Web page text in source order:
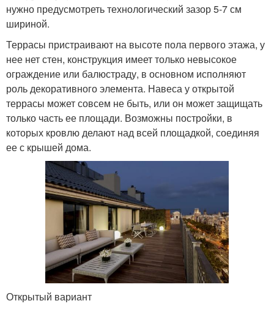
нужно предусмотреть технологический зазор 5-7 см
шириной.
Террасы пристраивают на высоте пола первого этажа, у
нее нет стен, конструкция имеет только невысокое
ограждение или балюстраду, в основном исполняют
роль декоративного элемента. Навеса у открытой
террасы может совсем не быть, или он может защищать
только часть ее площади. Возможны постройки, в
которых кровлю делают над всей площадкой, соединяя
ее с крышей дома.
Открытый вариант